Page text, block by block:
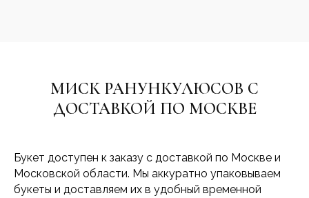
МИСК РАНУНКУЛЮСОВ С
ДОСТАВКОЙ ПО МОСКВЕ
Букет доступен к заказу с доставкой по Москве и
Московской области. Мы аккуратно упаковываем
букеты и доставляем их в удобный временной